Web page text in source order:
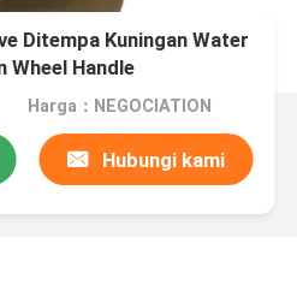
Ditempa Kuningan Water
Wheel Handle
Harga：NEGOCIATION
Hubungi kami